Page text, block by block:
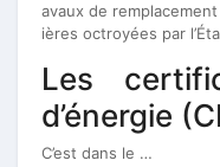
avaux de
ières octroyées par
Les
d’énergie
C’est dans le …